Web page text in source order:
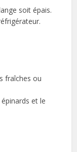
soit épais.
fraîches ou
et le